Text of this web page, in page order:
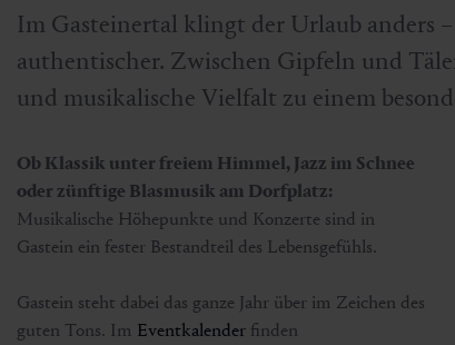
Im Gasteinertal klingt der Urlaub anders
authentischer. Zwischen Gipfeln und
und musikalische Vielfalt zu einem
Ob Klassik unter freiem Himmel, Jazz im Schnee
oder zünftige Blasmusik am Dorfplatz:
Musikalische Höhepunkte und Konzerte sind in
Gastein ein fester Bestandteil des Lebensgefühls.
Gastein steht dabei das ganze Jahr über im Zeichen des
guten Tons. Im Eventkalender finden